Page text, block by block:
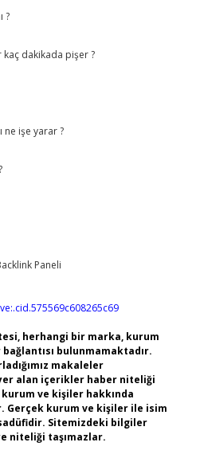
?
kaç dakikada pişer ?
ne işe yarar ?
herhangi bir marka, kurum
bulunmamaktadır.
makaleler
alan içerikler haber niteliği
ve kişiler hakkında
Gerçek kurum ve kişiler ile isim
Sitemizdeki bilgiler
niteliği taşımazlar.